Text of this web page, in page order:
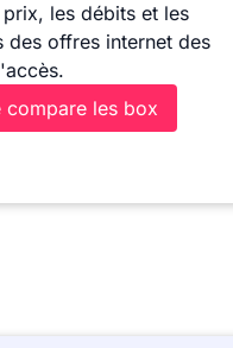
les débits et les
des offres internet des
compare les box